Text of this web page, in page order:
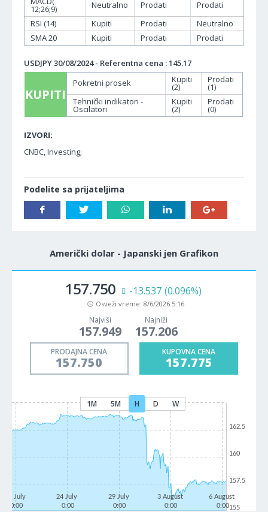
12;26;9) Neutralno Prodati
Prodati
RSI (14)
Kupiti Prodati
Neutralno
SMA 20
Kupiti Prodati Prodati
USDJPY 30/08/2024 - Referentna cena : 145.17
KUPITI
Pokretni prosek Kupiti
(2)
Prodati
(1)
Tehnički indikatori -
Oscilatori
Kupiti
(2)
Prodati
(0)
IZVORI:
CNBC, Investing;
Podelite sa prijateljima
Američki dolar - Japanski jen Grafikon
157.750 -13.537 (0.096%)
Osveži vreme: 8/6/2026 5:16
Najviši
157.949
Najniži
157.206
PRODAJNA CENA
157.750
KUPOVNA CENA
157.775
1M 5M H D W
21 July
0:00
24 July
0:00
29 July
0:00
3 August
0:00
6 August
0:00155
157.5
160
162.5